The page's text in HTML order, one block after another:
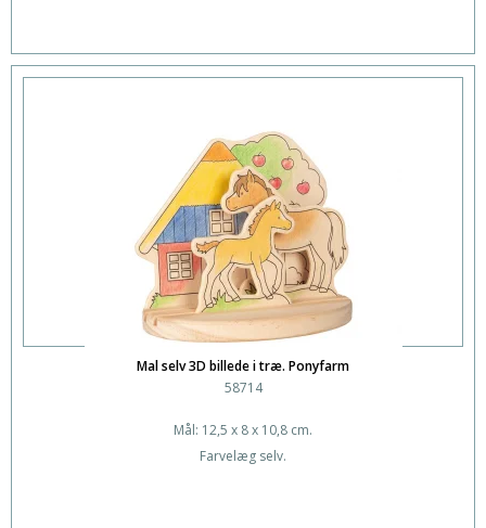
Mal selv 3D billede i træ. Ponyfarm
58714
Mål: 12,5 x 8 x 10,8 cm.
Farvelæg selv.